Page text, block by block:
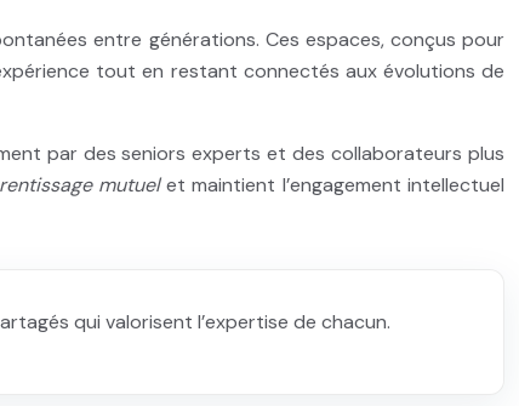
entre générations. Ces espaces, conçus pour
tout en restant connectés aux évolutions de
par des seniors experts et des collaborateurs plus
mutuelet maintient l’engagement intellectuel
qui valorisent l’expertise de chacun.